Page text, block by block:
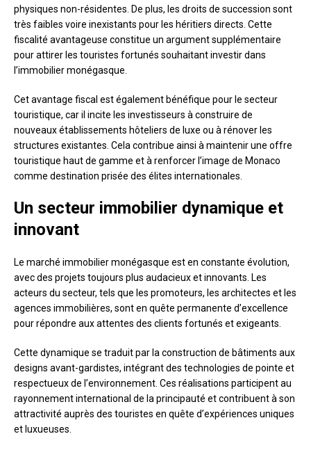
physiques non-résidentes. De plus, les droits de succession sont
très faibles voire inexistants pour les héritiers directs. Cette
fiscalité avantageuse constitue un argument supplémentaire
pour attirer les touristes fortunés souhaitant investir dans
l’immobilier monégasque.
Cet avantage fiscal est également bénéfique pour le secteur
touristique, car il incite les investisseurs à construire de
nouveaux établissements hôteliers de luxe ou à rénover les
structures existantes. Cela contribue ainsi à maintenir une offre
touristique haut de gamme et à renforcer l’image de Monaco
comme destination prisée des élites internationales.
Un secteur immobilier dynamique et
innovant
Le marché immobilier monégasque est en constante évolution,
avec des projets toujours plus audacieux et innovants. Les
acteurs du secteur, tels que les promoteurs, les architectes et les
agences immobilières, sont en quête permanente d’excellence
pour répondre aux attentes des clients fortunés et exigeants.
Cette dynamique se traduit par la construction de bâtiments aux
designs avant-gardistes, intégrant des technologies de pointe et
respectueux de l’environnement. Ces réalisations participent au
rayonnement international de la principauté et contribuent à son
attractivité auprès des touristes en quête d’expériences uniques
et luxueuses.